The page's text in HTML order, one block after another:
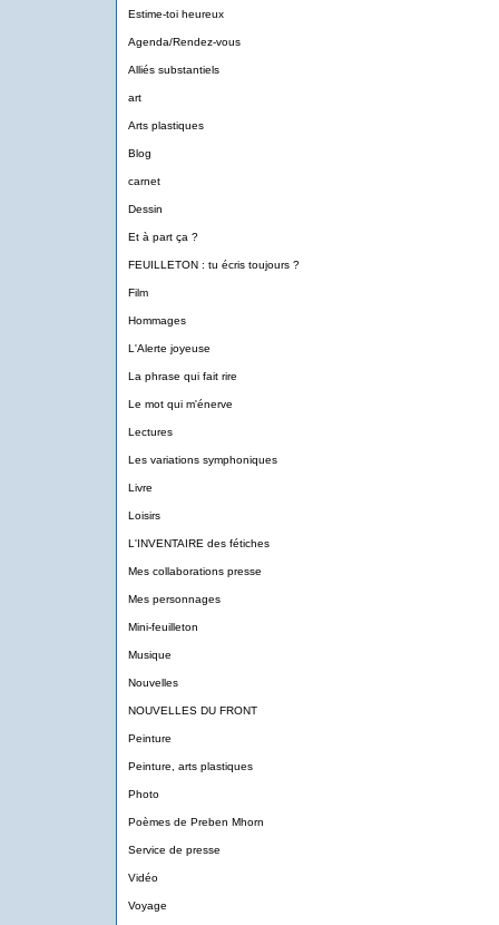
Estime-toi heureux
Agenda/Rendez-vous
Alliés substantiels
art
Arts plastiques
Blog
carnet
Dessin
Et à part ça ?
FEUILLETON : tu écris toujours ?
Film
Hommages
L'Alerte joyeuse
La phrase qui fait rire
Le mot qui m'énerve
Lectures
Les variations symphoniques
Livre
Loisirs
L'INVENTAIRE des fétiches
Mes collaborations presse
Mes personnages
Mini-feuilleton
Musique
Nouvelles
NOUVELLES DU FRONT
Peinture
Peinture, arts plastiques
Photo
Poèmes de Preben Mhorn
Service de presse
Vidéo
Voyage